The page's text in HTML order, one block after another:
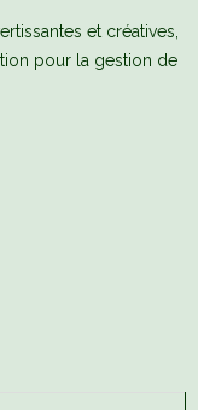
et créatives,
pour la gestion de